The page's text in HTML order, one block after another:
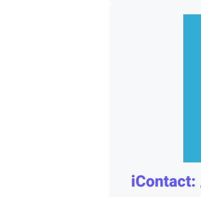
iContact: